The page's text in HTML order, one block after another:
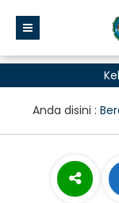
Anda disini :